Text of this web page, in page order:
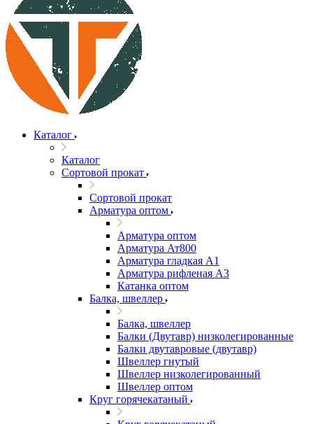
Каталог
Каталог
Сортовой прокат
Сортовой прокат
Арматура оптом
Арматура оптом
Арматура Ат800
Арматура гладкая А1
Арматура рифленая А3
Катанка оптом
Балка, швеллер
Балка, швеллер
Балки (Двутавр) низколегированные
Балки двутавровые (двутавр)
Швеллер гнутый
Швеллер низколегированный
Швеллер оптом
Круг горячекатаный